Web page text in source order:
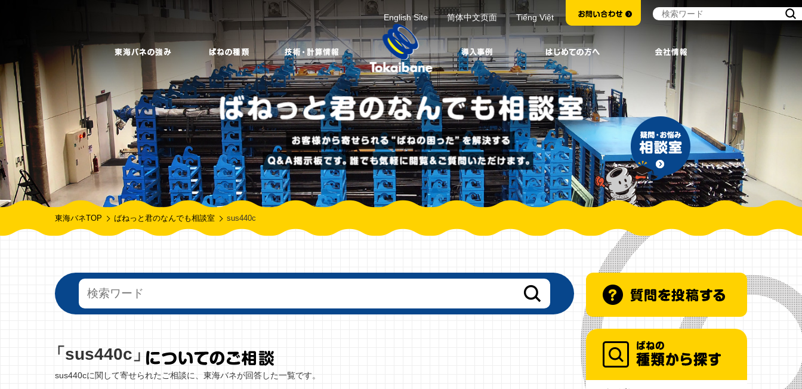
English Site 简体中文页面 Tiếng Việt
東海バネTOP ばねっと君のなんでも相談室 sus440c
「sus440c」
sus440cに関して寄せられたご相談に、東海バネが回答した一覧です。